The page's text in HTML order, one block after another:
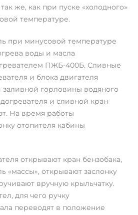
же, как при пуске «холодного»
температуре.
при минусовой температуре
воды и масла
ПЖБ-400Б. Сливные
и блока двигателя
заливной горловины водяного
и сливной кран
На время работы
отопителя кабины
открывают кран бензобака,
«массы», открывают заслонку
вручную крыльчатку.
для чего ручку
переводят в положение